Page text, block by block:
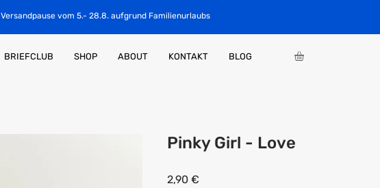
Versandpause vom 5.- 28.8. aufgrund Familienurlaubs
BRIEFCLUB SHOP ABOUT KONTAKT BLOG
Pinky Girl - Love
2,90 €